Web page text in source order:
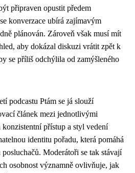
připraven opustit předem
konverzace ubírá zajímavým
plánován. Zároveň však musí mít
aby dokázal diskuzi vrátit zpět k
se příliš odchýlila od zamýšleného
podcastu Ptám se já slouží
článek mezi jednotlivými
konzistentní přístup a styl vedení
identitu pořadu, která pomáhá
Moderátoři se tak stávají
osobnost významně ovlivňuje, jak